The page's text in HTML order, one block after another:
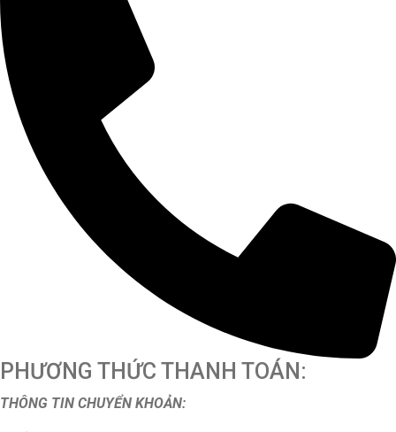
PHƯƠNG THỨC THANH TOÁN:
THÔNG TIN CHUYỂN KHOẢN: